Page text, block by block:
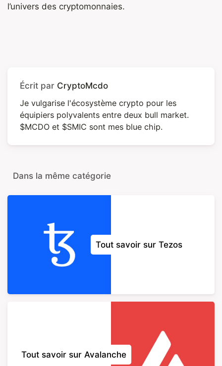
l’univers des cryptomonnaies.
Écrit par CryptoMcdo
Je vulgarise l'écosystème crypto pour les
équipiers polyvalents entre deux bull market.
$MCDO et $SMIC sont mes blue chip.
Dans la même catégorie
Tout savoir sur Tezos
Tout savoir sur Avalanche